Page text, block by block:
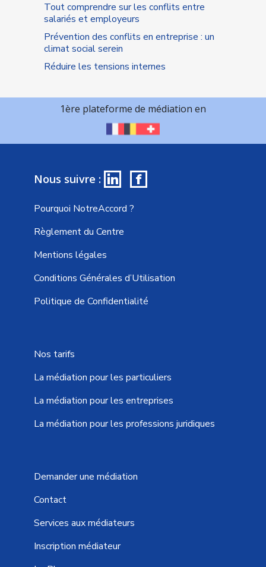
Tout comprendre sur les conflits entre
salariés et employeurs
Prévention des conflits en entreprise : un
climat social serein
Réduire les tensions internes
1ère plateforme de médiation en
Nous suivre : in f
Pourquoi NotreAccord ?
Règlement du Centre
Mentions légales
Conditions Générales d’Utilisation
Politique de Confidentialité
Nos tarifs
La médiation pour les particuliers
La médiation pour les entreprises
La médiation pour les professions juridiques
Demander une médiation
Contact
Services aux médiateurs
Inscription médiateur